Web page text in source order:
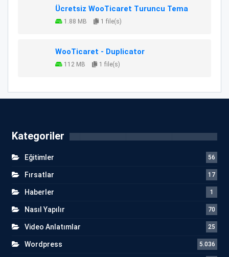
Ücretsiz WooTicaret Turuncu Tema
1.88 MB 1 file(s)
WooTicaret - Duplicator
112 MB 1 file(s)
Kategoriler
Eğitimler 56
Fırsatlar 17
Haberler 1
Nasıl Yapılır 70
Video Anlatımlar 25
Wordpress 5.036